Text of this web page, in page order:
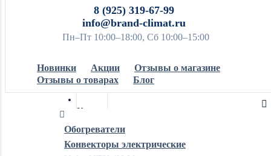
8 (925) 319-67-99
info@brand-climat.ru
Пн–Пт 10:00–18:00, Сб 10:00–15:00
Новинки Акции
Отзывы о магазине
Отзывы о товарах
Блог
Кондиционеры
Обогреватели
Обогреватели
Конвекторы электрические